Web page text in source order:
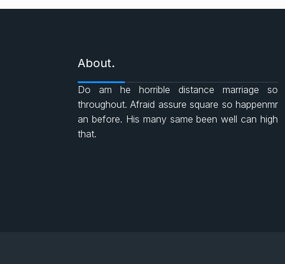
About.
Do am he horrible distance marriage so
throughout. Afraid assure square so happenmr
an before. His many same been well can high
that.